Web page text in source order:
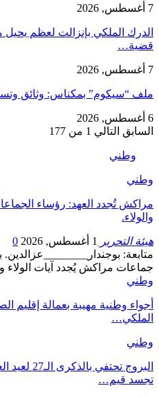
7 أغسطس, 2026
الدرك الملكي بإنزالت لعظم
قضية…
7 أغسطس, 2026
ملف “سيكوم” بمكناس: وثائق
6 أغسطس, 2026
السابق التالي 1 من 177
وطني
وطني
مراكش تُجدد العهد: رؤساء
والولاء.
هيئة التحرير 1 أغسطس, 2026
0
متابعة:
جماعات مراكش يُجدد آيات الولاء
وطني
أجواء وطنية مهيبة بعمالة إقليم
الملكي…
وطني
البروج
تجسد قيم…